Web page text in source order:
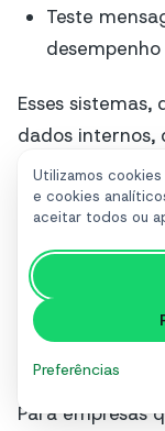
Utilizamos
e cookies
aceitar todos ou
Preferências
Teste
Esses
dados internos,
ao longo do
empresa de
a cada
inteligência
torna tangível,
capacidade de
imitar.
Para empresas